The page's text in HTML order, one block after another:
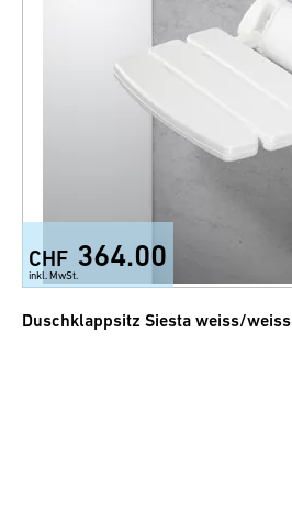
CHF 364.00
inkl. MwSt.
Duschklappsitz Siesta weiss/weiss